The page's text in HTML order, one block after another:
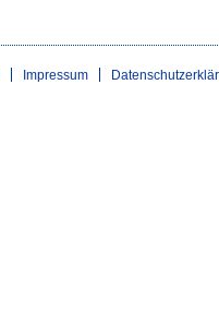
Impressum